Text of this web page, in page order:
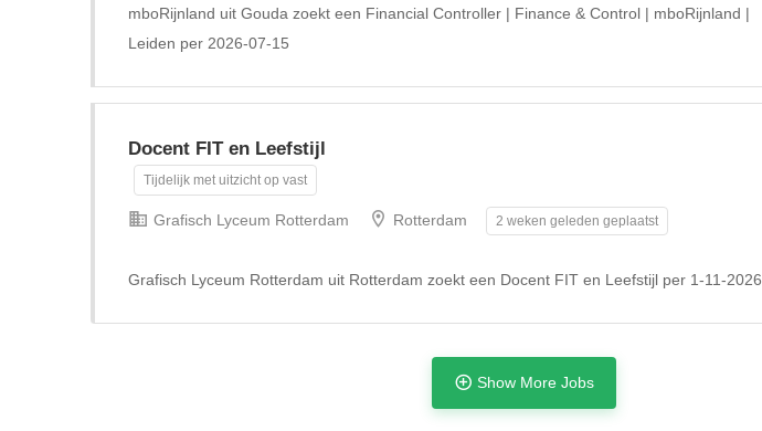
mboRijnland uit Gouda zoekt een Financial Controller | Finance & Control | mboRijnland |
Leiden per 2026-07-15
Docent FIT en Leefstijl
Tijdelijk met uitzicht op vast
Grafisch Lyceum Rotterdam Rotterdam 2 weken geleden geplaatst
Grafisch Lyceum Rotterdam uit Rotterdam zoekt een Docent FIT en Leefstijl per 1-11-2026
Show More Jobs